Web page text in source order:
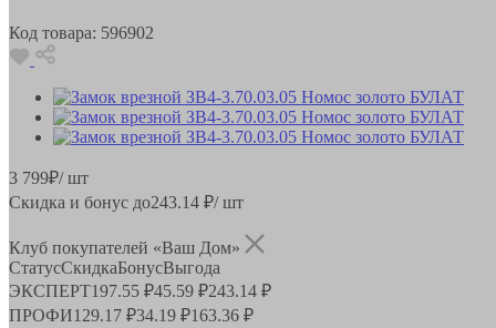
Код товара: 596902
3 799₽/ шт
Скидка и бонус до243.14 ₽/ шт
Клуб покупателей «Ваш Дом»
СтатусСкидкаБонусВыгода
ЭКСПЕРТ197.55 ₽45.59 ₽243.14 ₽
ПРОФИ129.17 ₽34.19 ₽163.36 ₽